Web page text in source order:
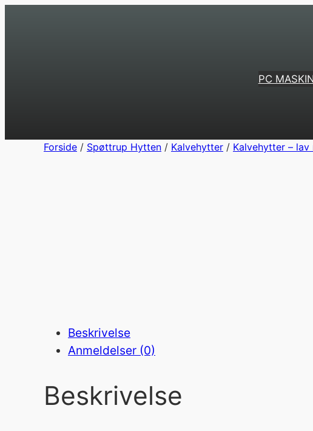
PC
Forside / Spøttrup Hytten / Kalvehytter / Kalvehytter – lav
Beskrivelse
Anmeldelser (0)
Beskrivelse